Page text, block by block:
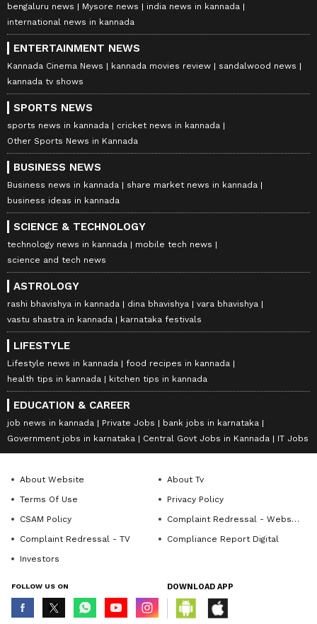
bengaluru news
Mysore news
india news in kannada
international news in kannada
ENTERTAINMENT NEWS
Kannada Cinema News kannada movies review
sandalwood news
kannada tv shows
SPORTS NEWS
sports news in kannada
cricket news in kannada
Other Sports News in Kannada
BUSINESS NEWS
Business news in kannada
share market news in kannada
business ideas in kannada
SCIENCE & TECHNOLOGY
technology news in kannada
mobile tech news
science and tech news
ASTROLOGY
rashi bhavishya in kannada dina bhavishya
vara bhavishya
vastu shastra in kannada
karnataka festivals
LIFESTYLE
Lifestyle news in kannada
food recipes in kannada
health tips in kannada
kitchen tips in kannada
EDUCATION & CAREER
job news in kannada Private Jobs
bank jobs in karnataka
Government jobs in karnataka
Central Govt Jobs in Kannada IT Jobs
About Website
About Tv
Terms Of Use
Privacy Policy
CSAM Policy
Complaint Redressal - Website
Complaint Redressal - TV
Compliance Report Digital
Investors
FOLLOW US ON DOWNLOAD APP